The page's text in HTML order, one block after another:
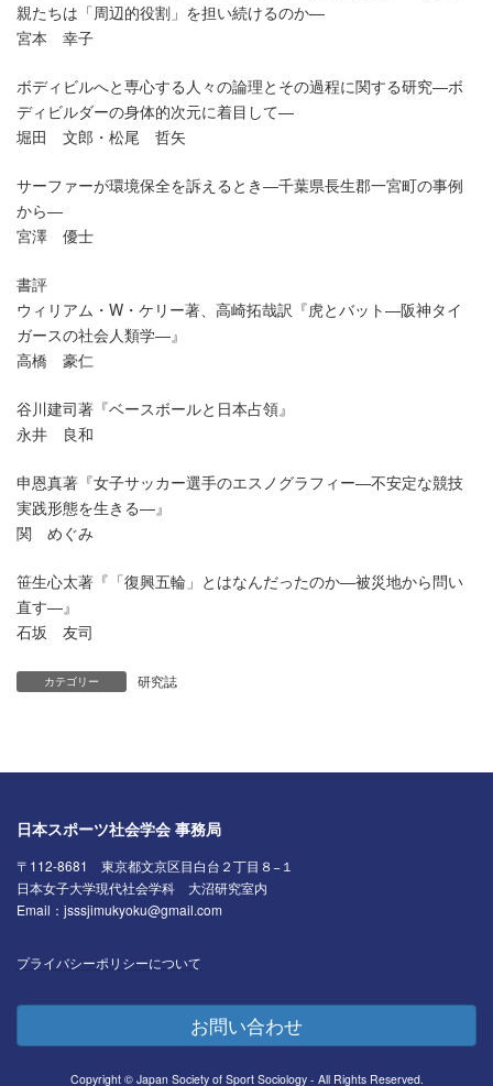
親たちは「周辺的役割」を担い続けるのか―
宮本 幸子
ボディビルへと専心する人々の論理とその過程に関する研究―ボ
ディビルダーの身体的次元に着目して―
堀田 文郎・松尾 哲矢
サーファーが環境保全を訴えるとき―千葉県長生郡一宮町の事例
から―
宮澤 優士
書評
ウィリアム・W・ケリー著、高崎拓哉訳『虎とバット―阪神タイ
ガースの社会人類学―』
高橋 豪仁
谷川建司著『ベースボールと日本占領』
永井 良和
申恩真著『女子サッカー選手のエスノグラフィー―不安定な競技
実践形態を生きる―』
関 めぐみ
笹生心太著『「復興五輪」とはなんだったのか―被災地から問い
直す―』
石坂 友司
カテゴリー 研究誌
日本スポーツ社会学会 事務局
〒112-8681 東京都文京区目白台２丁目８−１
日本女子大学現代社会学科 大沼研究室内
Email：jsssjimukyoku@gmail.com
プライバシーポリシーについて
お問い合わせ
Copyright © Japan Society of Sport Sociology - All Rights Reserved.